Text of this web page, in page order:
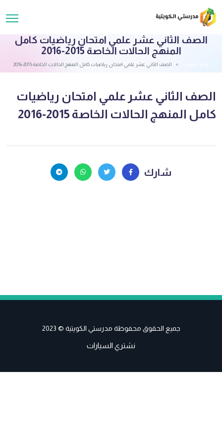
الصف الثاني عشر علمي امتحان رياضيات كامل
المنهج الحالات الخاصة 2015-2016
الصف الثاني عشر علمي امتحان رياضيات كامل المنهج الحالات الخاصة 2015-2016
الصف الثاني عشر علمي امتحان رياضيات
كامل المنهج الحالات الخاصة 2015-2016
شارك
جميع الحقوق محفوظة مدرستي الكويتية © 2023
نشتري السيارات